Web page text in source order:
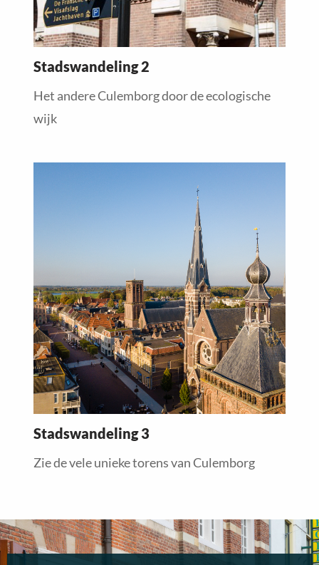
Stadswandeling 2
Het andere Culemborg door de ecologische
wijk
Stadswandeling 3
Zie de vele unieke torens van Culemborg